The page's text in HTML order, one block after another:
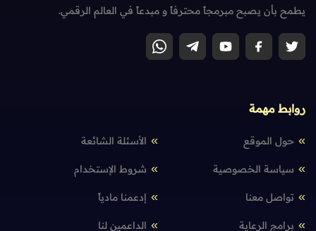
يطمح بأن يصبح مبرمجاً محترفاً و مبدعاً في العالم الرقمي.
روابط مهمة
حول الموقع الأسئلة الشائعة
سياسة الخصوصية شروط الإستخدام
تواصل معنا إدعمنا مادياً
برامج الرعاية الداعمين لنا